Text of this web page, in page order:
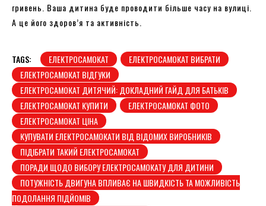
гривень. Ваша дитина буде проводити більше часу на вулиці.
А це його здоров’я та активність.
TAGS: ЕЛЕКТРОСАМОКАТ
ЕЛЕКТРОСАМОКАТ ВИБРАТИ
ЕЛЕКТРОСАМОКАТ ВІДГУКИ
ЕЛЕКТРОСАМОКАТ ДИТЯЧИЙ: ДОКЛАДНИЙ ГАЙД ДЛЯ БАТЬКІВ
ЕЛЕКТРОСАМОКАТ КУПИТИ
ЕЛЕКТРОСАМОКАТ ФОТО
ЕЛЕКТРОСАМОКАТ ЦІНА
КУПУВАТИ ЕЛЕКТРОСАМОКАТИ ВІД ВІДОМИХ ВИРОБНИКІВ
ПІДІБРАТИ ТАКИЙ ЕЛЕКТРОСАМОКАТ
ПОРАДИ ЩОДО ВИБОРУ ЕЛЕКТРОСАМОКАТУ ДЛЯ ДИТИНИ
ПОТУЖНІСТЬ ДВИГУНА ВПЛИВАЄ НА ШВИДКІСТЬ ТА МОЖЛИВІСТЬ
ПОДОЛАННЯ ПІДЙОМІВ